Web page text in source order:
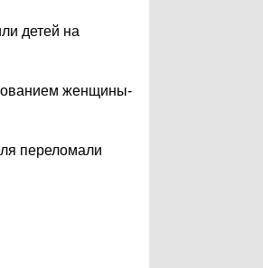
детей на
женщины-
переломали